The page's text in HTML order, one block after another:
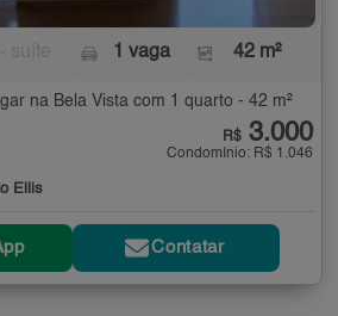
1 vaga 42 m²
na Bela Vista com 1 quarto - 42 m²
Ellis
R$ 3.000
Condomínio: R$ 1.046
Contatar